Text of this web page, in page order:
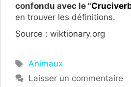
confondu avec le "
en trouver les définitions.
Source : wiktionary.org
Étiquettes
Animaux
Laisser un commentaire